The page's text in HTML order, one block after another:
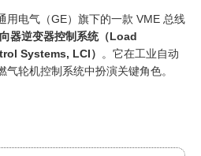
用电气（GE）旗下的一款 VME 总线
器逆变器控制系统（Load
Systems, LCI）
‍。它在工业自动
轮机控制系统中扮演关键角色。